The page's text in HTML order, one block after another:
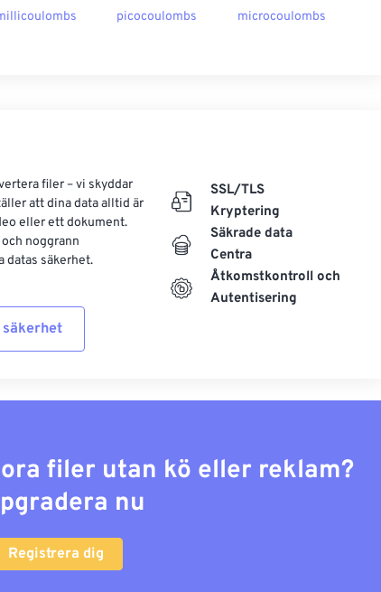
picocoulombs
microcoulombs
filer – vi skyddar
att dina data alltid är
eller ett dokument.
noggrann
datas säkerhet.
säkerhet
SSL/TLS
Kryptering
Säkrade data
Centra
Åtkomstkontroll och
Autentisering
filer utan kö eller reklam?
nu
Registrera dig